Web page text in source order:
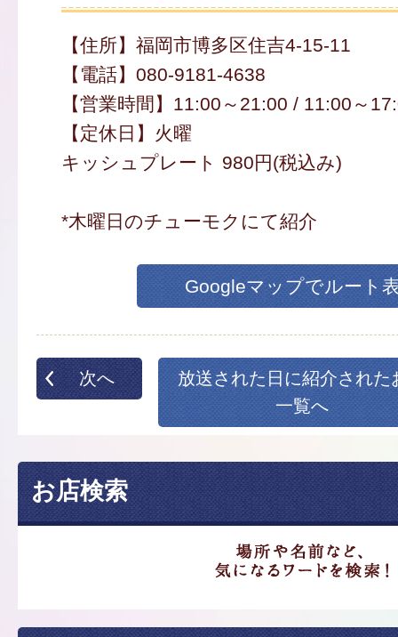
【住所】福岡市博多区住吉4-15-11
【電話】080-9181-4638
【営業時間】11:00～21:00 / 11:00～
【定休日】火曜
キッシュプレート 980円(税込み)
*木曜日のチューモクにて紹介
Googleマップでルート
次へ
放送された日に紹介された
一覧へ
お店検索